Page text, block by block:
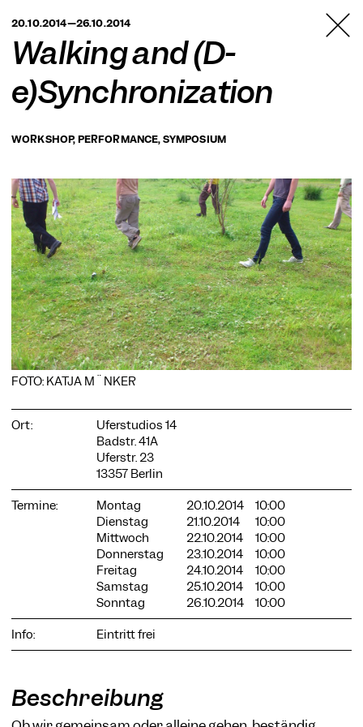
BERLIN
20.10.2014—26.10.2014
Walking and (D­
e)Synchronization
WORKSHOP, PERFORMANCE, SYMPOSIUM
FOTO: KATJA MÜNKER
Ort:
Uferstudios 14
Badstr. 41A
Uferstr. 23
13357 Berlin
Termine:
Montag 20.10.2014
10:00
Dienstag
21.10.2014
10:00
Mittwoch
22.10.2014
10:00
Donnerstag
23.10.2014
10:00
Freitag
24.10.2014
10:00
Samstag
25.10.2014
10:00
Sonntag
26.10.2014
10:00
Info:
Eintritt frei
Beschreibung
COOKIE-EINSTELLUNGEN
Wir verwenden Cookies und Inhalte externer Anbieter auf
unserer Website. Notwendige Cookies sind essenziell, damit
Sie die Website nutzen können. Andere Cookies helfen uns,
die Website weiterzuentwickeln. Sie können Ihre Einwilligung
jederzeit widerrufen. Bitte besuchen Sie unsere
Datenschutzerklärung für weitere Informationen. Unten
können Sie auswählen, welche Technologien Sie zulassen
Notwendige Cookies
Externe Medien
Nur notwendige Alle akzeptieren